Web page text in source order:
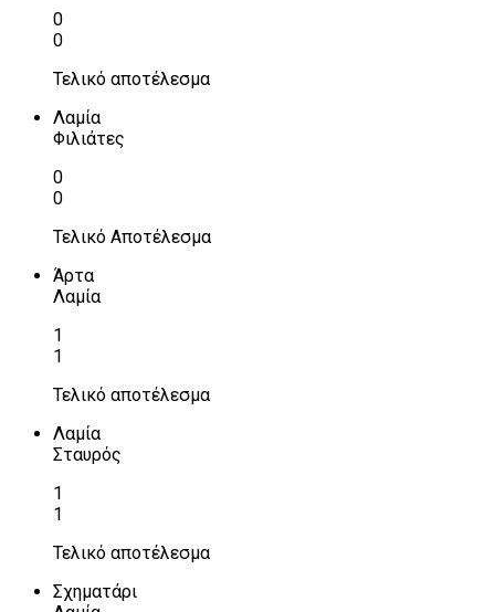
0
0
Τελικό αποτέλεσμα
Λαμία
Φιλιάτες
0
0
Τελικό Αποτέλεσμα
Άρτα
Λαμία
1
1
Τελικό αποτέλεσμα
Λαμία
Σταυρός
1
1
Τελικό αποτέλεσμα
Σχηματάρι